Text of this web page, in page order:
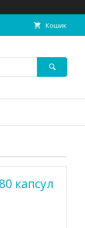
Кошик
капсул